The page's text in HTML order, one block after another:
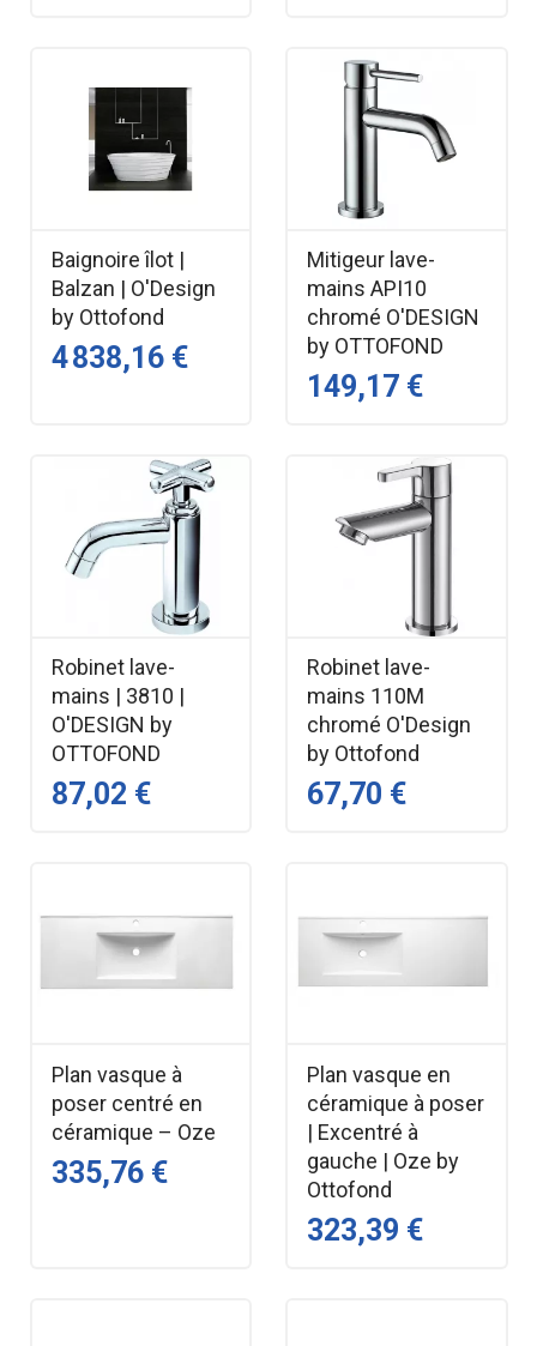
Baignoire îlot |
Balzan | O'Design
by Ottofond
4 838,16 €
Mitigeur lave-
mains API10
chromé O'DESIGN
by OTTOFOND
149,17 €
Robinet lave-
mains | 3810 |
O'DESIGN by
OTTOFOND
87,02 €
Robinet lave-
mains 110M
chromé O'Design
by Ottofond
67,70 €
Plan vasque à
poser centré en
céramique – Oze
335,76 €
Plan vasque en
céramique à poser
| Excentré à
gauche | Oze by
Ottofond
323,39 €